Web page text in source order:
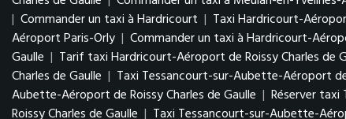
| Commander un taxi à Hardricourt | Taxi Hardricourt-
Aéroport Paris-Orly | Commander un taxi à Hardricourt-
Gaulle | Tarif taxi Hardricourt-Aéroport de Roissy Charles de
Charles de Gaulle | Taxi Tessancourt-sur-Aubette-Aéroport
Aubette-Aéroport de Roissy Charles de Gaulle | Réserver
Roissy Charles de Gaulle | Taxi Tessancourt-sur-Aubette-